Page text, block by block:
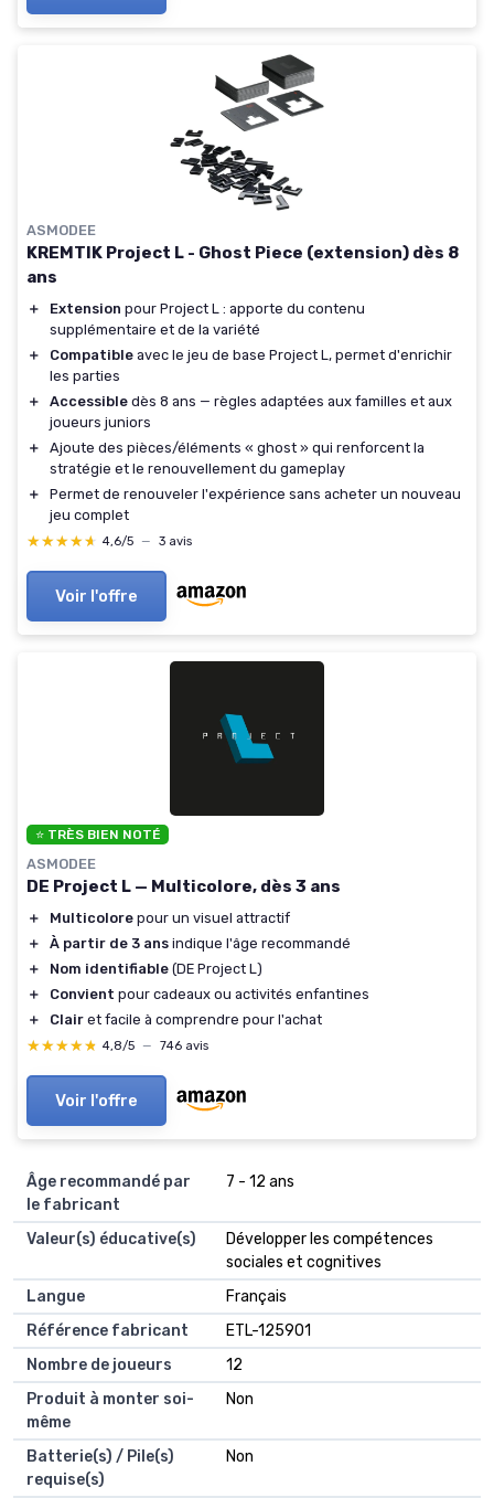
ASMODEE
KREMTIK Project L - Ghost Piece (extension) dès 8
ans
＋ Extension pour Project L : apporte du contenu
supplémentaire et de la variété
＋
Compatible avec le jeu de base Project L, permet d'enrichir
les parties
＋
Accessible dès 8 ans — règles adaptées aux familles et aux
joueurs juniors
＋
Ajoute des pièces/éléments « ghost » qui renforcent la
stratégie et le renouvellement du gameplay
＋
Permet de renouveler l'expérience sans acheter un nouveau
jeu complet
★★★★★
★★★★★ 4,6/5 — 3 avis
Voir l'offre
⭐ TRÈS BIEN NOTÉ
ASMODEE
DE Project L — Multicolore, dès 3 ans
＋ Multicolore pour un visuel attractif
＋
À partir de 3 ans indique l'âge recommandé
＋
Nom identifiable (DE Project L)
＋
Convient pour cadeaux ou activités enfantines
＋
Clair et facile à comprendre pour l'achat
★★★★★
★★★★★ 4,8/5 — 746 avis
Voir l'offre
Âge recommandé par
le fabricant
‎7 - 12 ans
Valeur(s) éducative(s)
‎Développer les compétences
sociales et cognitives
Langue
‎Français
Référence fabricant
‎ETL-125901
Nombre de joueurs
‎12
Produit à monter soi-
même
‎Non
Batterie(s) / Pile(s)
requise(s)
‎Non